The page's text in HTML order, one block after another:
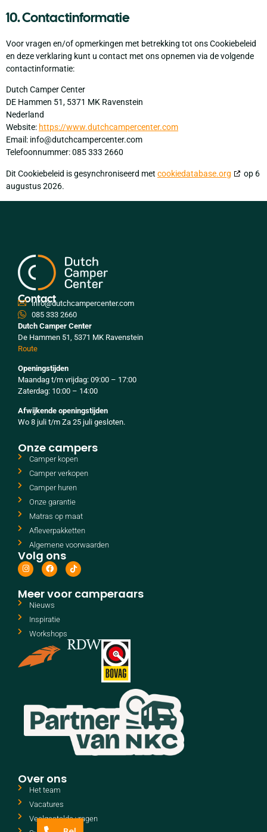
10. Contactinformatie
Voor vragen en/of opmerkingen met betrekking tot ons Cookiebeleid
en deze verklaring kunt u contact met ons opnemen via de volgende
contactinformatie:
Dutch Camper Center
DE Hammen 51, 5371 MK Ravenstein
Nederland
Website: https://www.dutchcampercenter.com
Email: info@dutchcampercenter.com
Telefoonnummer: 085 333 2660
Dit Cookiebeleid is gesynchroniseerd met cookiedatabase.org
op 6
augustus 2026.
Contact
info@dutchcampercenter.com
085 333 2660
Dutch Camper Center
De Hammen 51, 5371 MK Ravenstein
Route
Openingstijden
Maandag t/m vrijdag: 09:00 – 17:00
Zaterdag: 10:00 – 14:00
Afwijkende openingstijden
Wo 8 juli t/m Za 25 juli gesloten.
Onze campers
Camper kopen
Camper verkopen
Camper huren
Onze garantie
Matras op maat
Afleverpakketten
Algemene voorwaarden
Volg ons
Meer voor camperaars
Nieuws
Inspiratie
Workshops
Over ons
Het team
Vacatures
Veelgestelde vragen